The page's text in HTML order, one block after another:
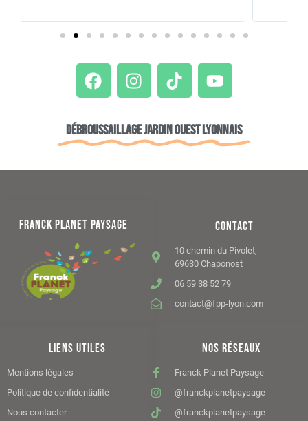
Débroussaillage jardin Ouest lyonnais
NOS RÉSEAUX
Franck Planet Paysage
@franckplanetpaysage
@franckplanetpaysage
LIENS UTILES
Mentions légales
Politique de confidentialité
Nous contacter
CONTACT
10 chemin du Pivolet,
69630 Chaponost
06 59 38 52 79
contact@fpp-lyon.com
FRANCK PLANET PAYSAGE